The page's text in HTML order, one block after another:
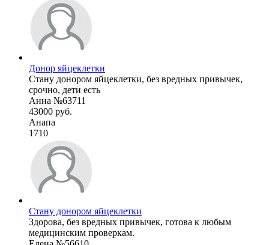
Донор яйцеклетки
Стану донором яйцеклетки, без вредных привычек,
срочно, дети есть
Анна №63711
43000 руб.
Анапа
1710
Стану донором яйцеклетки
Здорова, без вредных привычек, готова к любым
медицинским проверкам.